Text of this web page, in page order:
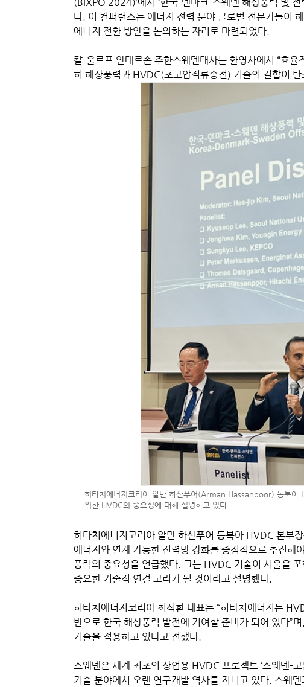
(BIXPO 2024)’에서 ‘한국-덴마크-스웨덴 해상풍력 및
다. 이 컨퍼런스는 에너지 전력 분야 글로벌 전문가들이
에너지 전환 방안을 논의하는 자리로 마련되었다.
칼-울르프 안데르손 주한스웨덴대사는 환영사에서 “효
히 해상풍력과 HVDC(초고압직류송전) 기술의 결합이
히타치에너지코리아 알만 하산푸어(Arman Hassanpoor) 동북아
위한 HVDC의 중요성에 대해 설명하고 있다
히타치에너지코리아 알만 하산푸어 동북아 HVDC 본부
에너지와 연계 가능한 전력망 강화를 중점적으로 추진해
풍력의 중요성을 언급했다. 그는 HVDC 기술이 서울을
중요한 기술적 연결 고리가 될 것이라고 설명했다.
히타치에너지코리아 최석환 대표는 “히타치에너지는
반으로 한국 해상풍력 발전에 기여할 준비가 되어 있다”
기술을 적용하고 있다고 전했다.
스웨덴은 세계 최초의 상업용 HVDC 프로젝트 ‘스웨덴-
기술 분야에서 오랜 연구개발 역사를 지니고 있다. 스웨